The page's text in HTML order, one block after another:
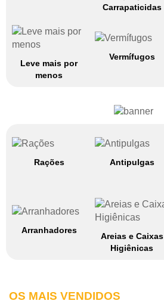
Carrapaticidas
Leve mais por
menos
Vermífugos
Rações Antipulgas
Arranhadores
Areias e Caixas
Higiênicas
OS MAIS VENDIDOS